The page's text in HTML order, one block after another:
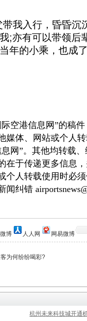
我入行，昏昏沉
;亦有可以带领后
年的小乘，也成
港信息网”的稿件
媒体、网站或个人
网”。其他均转载
在于传递更多信息
个人转载使用时必
纠错
博 人人网 网易微博
为何纷纷喝彩?
杭州未来科技城开通